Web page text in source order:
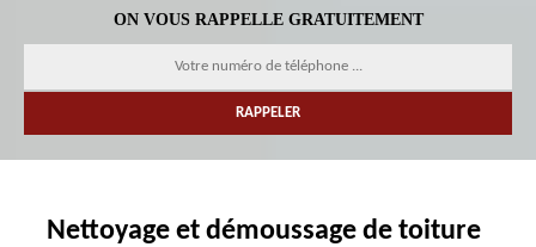
ON VOUS RAPPELLE GRATUITEMENT
Nettoyage et démoussage de toiture